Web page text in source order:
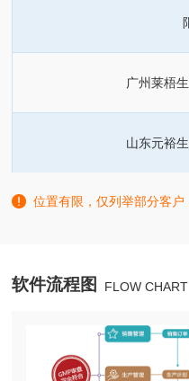
广州莱梧
山东元裕
位置有限，仅列举部分客户
软件流程图 FLOW CHART